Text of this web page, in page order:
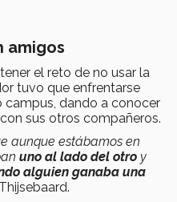
amigos
el reto de no usar la
tuvo que enfrentarse
dando a conocer
con sus otros compañeros.
aunque estábamos en
uno al lado del otro y
alguien ganaba una